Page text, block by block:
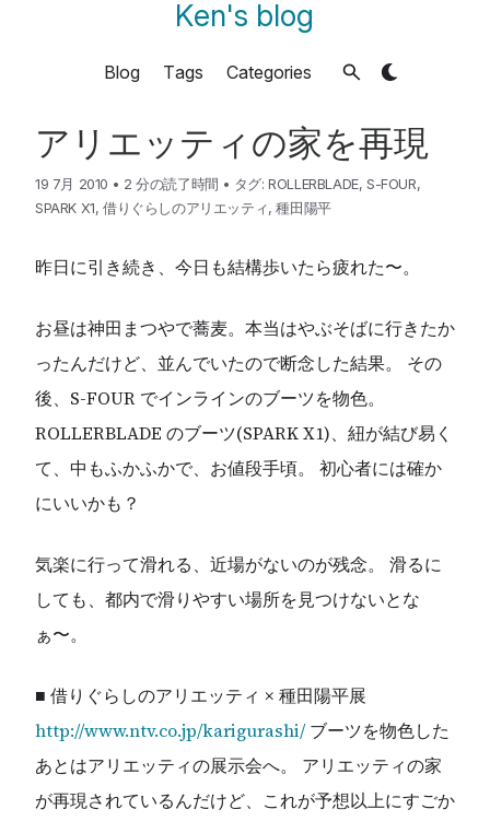
Ken's blog
Blog Tags Categories
アリエッティの家を再現
19 7月 2010 • 2 分の読了時間 • タグ:ROLLERBLADE, S-FOUR,
SPARK X1,借りぐらしのアリエッティ,種田陽平
昨日に引き続き、今日も結構歩いたら疲れた〜。
お昼は神田まつやで蕎麦。本当はやぶそばに行きたか
ったんだけど、並んでいたので断念した結果。 その
後、S-FOUR でインラインのブーツを物色。
ROLLERBLADE のブーツ(SPARK X1)、紐が結び易く
て、中もふかふかで、お値段手頃。 初心者には確か
にいいかも？
気楽に行って滑れる、近場がないのが残念。 滑るに
しても、都内で滑りやすい場所を見つけないとな
ぁ〜。
■ 借りぐらしのアリエッティ × 種田陽平展
http://www.ntv.co.jp/karigurashi/ブーツを物色した
あとはアリエッティの展示会へ。 アリエッティの家
が再現されているんだけど、これが予想以上にすごか